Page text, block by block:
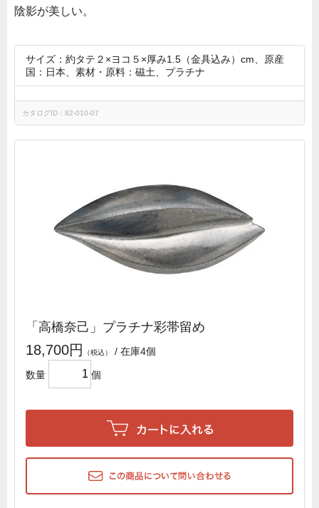
陰影が美しい。
サイズ：約タテ２×ヨコ５×厚み1.5（金具込み）cm、原産
国：日本、素材・原料：磁土、プラチナ
カタログID：82-010-07
「高橋奈己」プラチナ彩帯留め
18,700円 / 在庫4個
数量 個